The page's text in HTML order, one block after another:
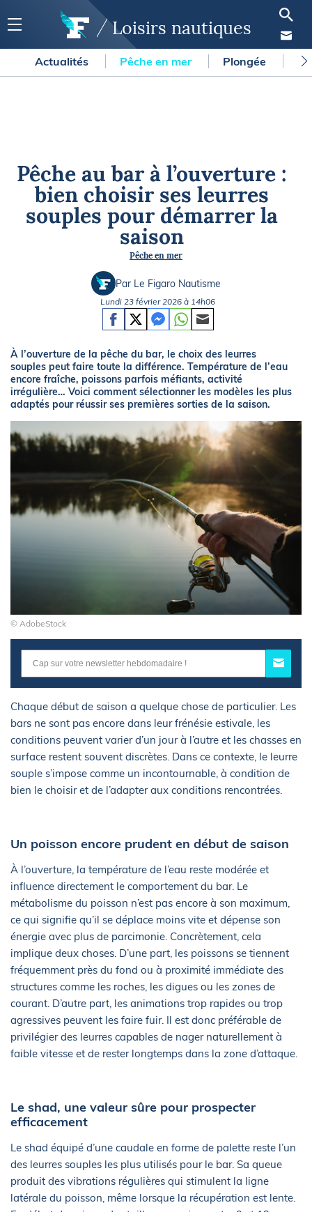
Loisirs nautiques
Actualités Pêche en mer Plongée
Pêche au bar à l’ouverture :
bien choisir ses leurres
souples pour démarrer la
saison
Pêche en mer
Par Le Figaro Nautisme
Lundi 23 février 2026 à 14h06
À l’ouverture de la pêche du bar, le choix des leurres
souples peut faire toute la différence. Température de l’eau
encore fraîche, poissons parfois méfiants, activité
irrégulière… Voici comment sélectionner les modèles les plus
adaptés pour réussir ses premières sorties de la saison.
© AdobeStock
Chaque début de saison a quelque chose de particulier. Les
bars ne sont pas encore dans leur frénésie estivale, les
conditions peuvent varier d’un jour à l’autre et les chasses en
surface restent souvent discrètes. Dans ce contexte, le leurre
souple s’impose comme un incontournable, à condition de
bien le choisir et de l’adapter aux conditions rencontrées.
Un poisson encore prudent en début de saison
À l’ouverture, la température de l’eau reste modérée et
influence directement le comportement du bar. Le
métabolisme du poisson n’est pas encore à son maximum,
ce qui signifie qu’il se déplace moins vite et dépense son
énergie avec plus de parcimonie. Concrètement, cela
implique deux choses. D’une part, les poissons se tiennent
fréquemment près du fond ou à proximité immédiate des
structures comme les roches, les digues ou les zones de
courant. D’autre part, les animations trop rapides ou trop
agressives peuvent les faire fuir. Il est donc préférable de
privilégier des leurres capables de nager naturellement à
faible vitesse et de rester longtemps dans la zone d’attaque.
Le shad, une valeur sûre pour prospecter
efficacement
Le shad équipé d’une caudale en forme de palette reste l’un
des leurres souples les plus utilisés pour le bar. Sa queue
produit des vibrations régulières qui stimulent la ligne
latérale du poisson, même lorsque la récupération est lente.